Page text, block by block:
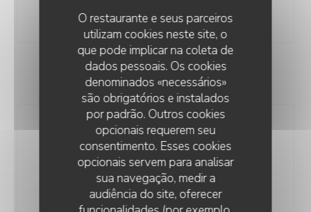
O restaurante e seus parceiros
utilizam cookies neste site, o
que pode implicar na coleta de
dados pessoais. Os cookies
denominados «necessários»
são obrigatórios e instalados
por padrão. Outros cookies
opcionais requerem seu
consentimento. Esses cookies
opcionais servem para analisar
sua navegação, medir a
audiência do site, oferecer
21,00 EUR
ENTRÉES
SEICHE & FENOUIL MARINÉS
gelée de dashi fumé, Vinaigre de fraise, shiso vert
16,00 EUR